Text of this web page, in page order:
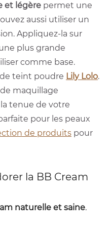
et légère permet une
aussi utiliser un
Appliquez-la sur
plus grande
comme base.
teint poudre Lily Lolo.
maquillage
tenue de votre
pour les peaux
de produits pour
la BB Cream
naturelle et saine.